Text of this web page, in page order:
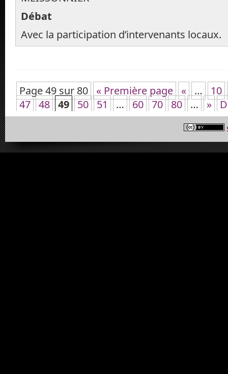
Débat
Avec la participation d’intervenants locaux.
Page 49 sur 80 « Première page « …
10
47 48 49 50 51 … 60 70 80 … »